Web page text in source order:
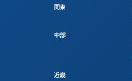
関東
中部
近畿